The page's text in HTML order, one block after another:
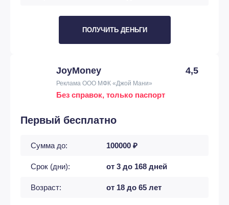
ПОЛУЧИТЬ ДЕНЬГИ
JoyMoney 4,5
Реклама ООО МФК «Джой Мани»
Без справок, только паспорт
Первый бесплатно
Сумма до: 100000 ₽
Срок (дни): от 3 до 168 дней
Возраст: от 18 до 65 лет